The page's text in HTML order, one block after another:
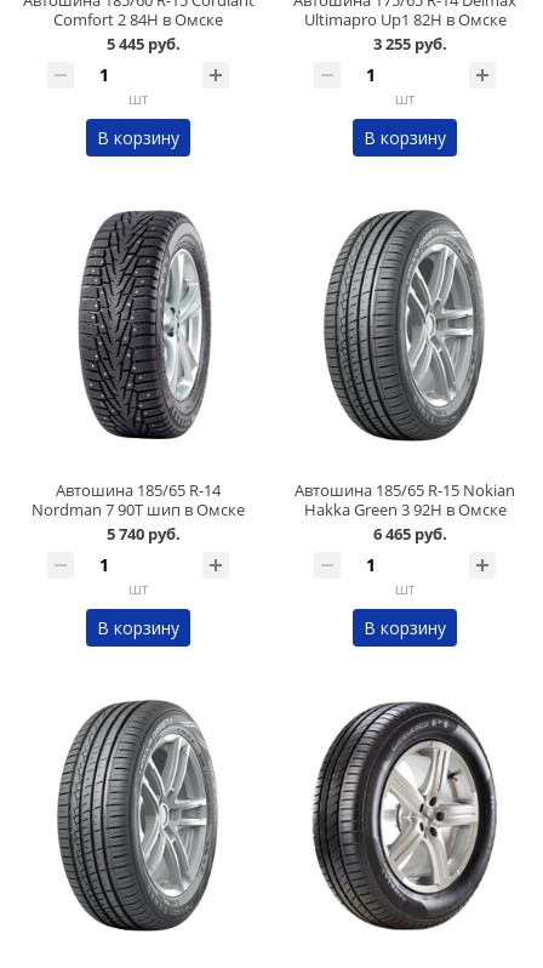
Comfort 2 84H в Омске
5 445 руб.
шт
В корзину
Ultimapro Up1 82H в Омске
3 255 руб.
шт
В корзину
Автошина 185/65 R-14
Nordman 7 90T шип в Омске
5 740 руб.
шт
В корзину
Автошина 185/65 R-15 Nokian
Hakka Green 3 92H в Омске
6 465 руб.
шт
В корзину